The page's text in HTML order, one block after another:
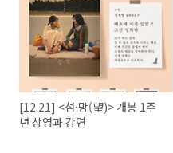
[12.21] <섬·망(望)> 개봉 1주
년 상영과 강연